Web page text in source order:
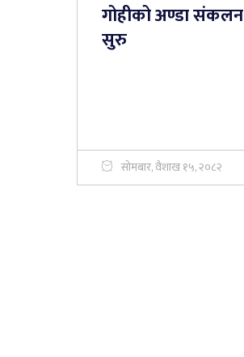
गोहीको अण्डा संकलन
सुरु
सोमबार, वैशाख १५, २०८२